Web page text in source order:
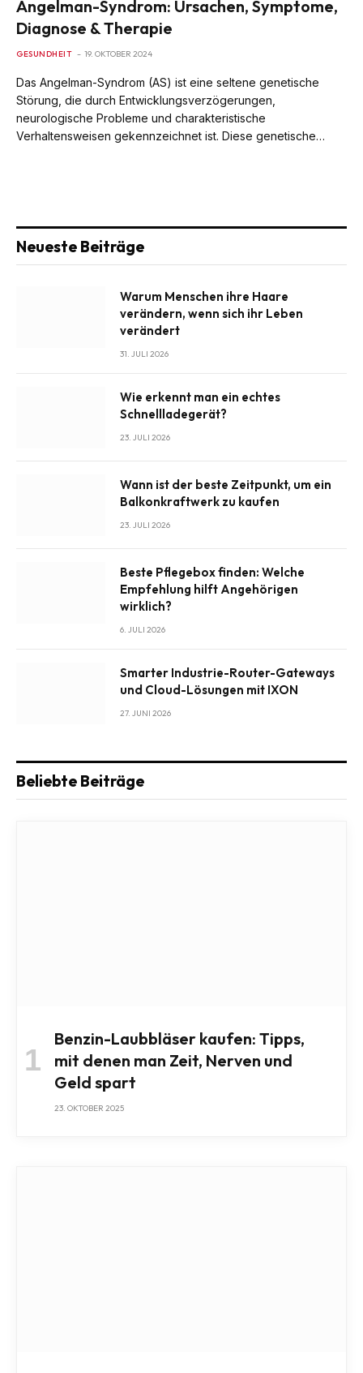
Angelman-Syndrom: Ursachen, Symptome,
Diagnose & Therapie
GESUNDHEIT 19. OKTOBER 2024
Das Angelman-Syndrom (AS) ist eine seltene genetische
Störung, die durch Entwicklungsverzögerungen,
neurologische Probleme und charakteristische
Verhaltensweisen gekennzeichnet ist. Diese genetische…
Neueste Beiträge
Warum Menschen ihre Haare
verändern, wenn sich ihr Leben
verändert
31. JULI 2026
Wie erkennt man ein echtes
Schnellladegerät?
23. JULI 2026
Wann ist der beste Zeitpunkt, um ein
Balkonkraftwerk zu kaufen
23. JULI 2026
Beste Pflegebox finden: Welche
Empfehlung hilft Angehörigen
wirklich?
6. JULI 2026
Smarter Industrie-Router-Gateways
und Cloud-Lösungen mit IXON
27. JUNI 2026
Beliebte Beiträge
Benzin-Laubbläser kaufen: Tipps,
mit denen man Zeit, Nerven und
Geld spart
23. OKTOBER 2025